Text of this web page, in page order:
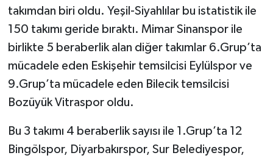
takımdan biri oldu. Yeşil-Siyahlılar bu istatistik ile
150 takımı geride bıraktı. Mimar Sinanspor ile
birlikte 5 beraberlik alan diğer takımlar 6.Grup’ta
mücadele eden Eskişehir temsilcisi Eylülspor ve
9.Grup’ta mücadele eden Bilecik temsilcisi
Bozüyük Vitraspor oldu.
Bu 3 takımı 4 beraberlik sayısı ile 1.Grup’ta 12
Bingölspor, Diyarbakırspor, Sur Belediyespor,